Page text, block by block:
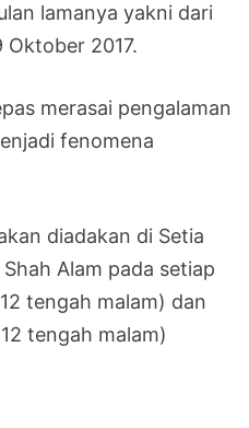
lamanya yakni dari
2017.
merasai pengalaman
fenomena
diadakan di Setia
Alam pada setiap
tengah malam) dan
tengah malam)